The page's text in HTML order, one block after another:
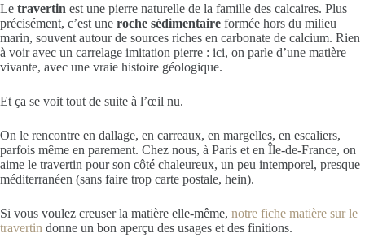
Le travertin est une pierre naturelle de la famille des calcaires. Plus
précisément, c’est une roche sédimentaire formée hors du milieu
marin, souvent autour de sources riches en carbonate de calcium. Rien
à voir avec un carrelage imitation pierre : ici, on parle d’une matière
vivante, avec une vraie histoire géologique.
Et ça se voit tout de suite à l’œil nu.
On le rencontre en dallage, en carreaux, en margelles, en escaliers,
parfois même en parement. Chez nous, à Paris et en Île-de-France, on
aime le travertin pour son côté chaleureux, un peu intemporel, presque
méditerranéen (sans faire trop carte postale, hein).
Si vous voulez creuser la matière elle-même, notre fiche matière sur le
travertin donne un bon aperçu des usages et des finitions.